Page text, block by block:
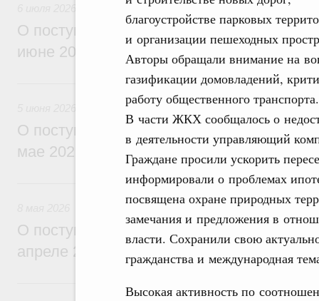
благоустройстве парковых
и организации пешеходных
Авторы обращали внимание на
газификации домовладений,
работу общественного транспорта.
В части ЖКХ сообщалось о
в деятельности управляющий
Граждане просили ускорить
информировали о проблемах
посвящена охране природных
замечания и предложения в
власти. Сохранили свою
гражданства и международная
Высокая активность по
О поступивших в Правительство
июне 2026 года обращениях граждан
5 июня, пятница
О поступивших в Правительство
мае 2026 года обращениях граждан
8 мая, пятница
О поступивших в Правительство
апреле 2026 года обращениях граждан